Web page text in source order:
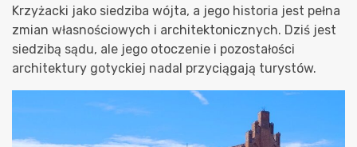
Krzyżacki jako siedziba wójta, a jego historia jest pełna
zmian własnościowych i architektonicznych. Dziś jest
siedzibą sądu, ale jego otoczenie i pozostałości
architektury gotyckiej nadal przyciągają turystów.